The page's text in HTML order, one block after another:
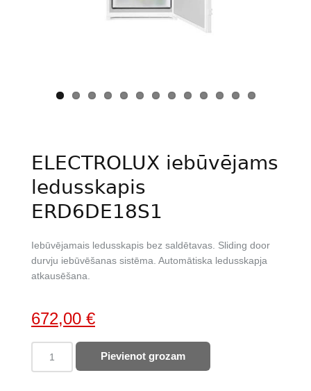
ELECTROLUX iebūvējams
ledusskapis
ERD6DE18S1
Iebūvējamais ledusskapis bez saldētavas. Sliding door
durvju iebūvēšanas sistēma. Automātiska ledusskapja
atkausēšana.
Original
price
was:
672,00 €Current
price
is:
ELECTROLUX
iebūvējams
Pievienot grozam